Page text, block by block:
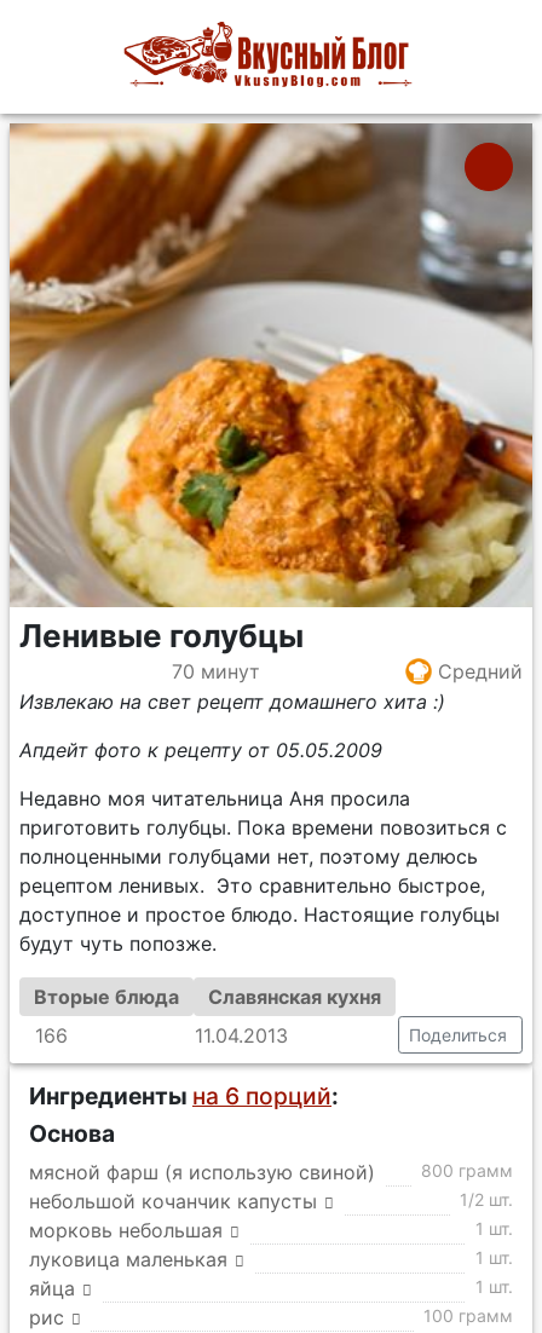
Ленивые голубцы
70 минут
Средний
Извлекаю на свет рецепт домашнего хита :)
Апдейт фото к рецепту от 05.05.2009
Недавно моя читательница Аня просила
приготовить голубцы. Пока времени повозиться с
полноценными голубцами нет, поэтому делюсь
рецептом ленивых. Это сравнительно быстрое,
доступное и простое блюдо. Настоящие голубцы
будут чуть попозже.
Вторые блюда
Славянская кухня
166
11.04.2013 Поделиться
Ингредиенты на 6 порций:
Основа
мясной фарш (я использую свиной) 800 грамм
небольшой кочанчик капусты 1/2 шт.
морковь небольшая 1 шт.
луковица маленькая 1 шт.
яйца 1 шт.
рис 100 грамм